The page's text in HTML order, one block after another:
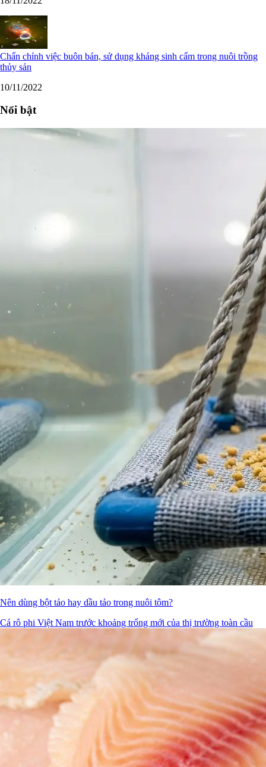
Chấn chỉnh việc buôn bán, sử dụng kháng sinh cấm trong nuôi trồng
thủy sản
10/11/2022
Nổi bật
Nên dùng bột tảo hay dầu tảo trong nuôi tôm?
Cá rô phi Việt Nam trước khoảng trống mới của thị trường toàn cầu